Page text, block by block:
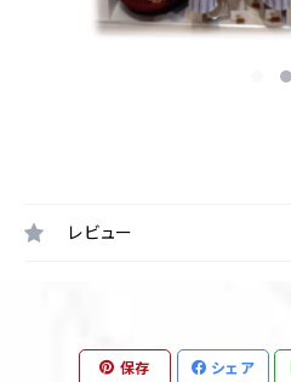
レビュー
保存 シェア